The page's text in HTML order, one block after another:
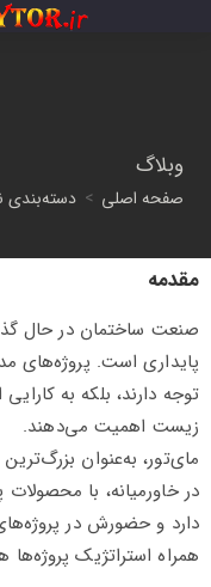
وبلاگ
صفحه اصلی > دسته‌بندی
مقدمه
صنعت ساختمان در حال
پایداری است. پروژه‌های
توجه دارند، بلکه به
زیست اهمیت می‌دهند.
مای‌تور، به‌عنوان
در خاورمیانه، با
دارد و حضورش در
همراه استراتژیک پروژه‌ها